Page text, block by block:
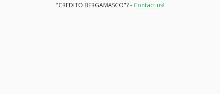
"CREDITO BERGAMASCO"? - Contact us!